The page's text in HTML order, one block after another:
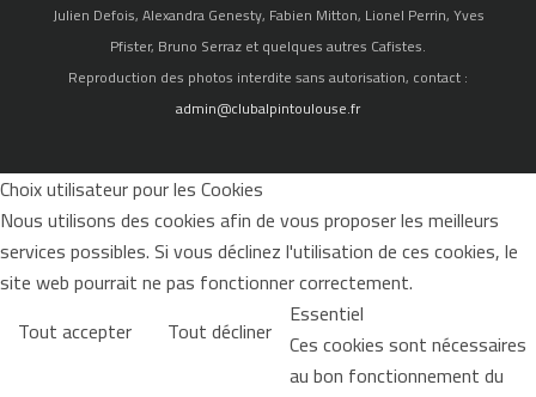
Julien Defois, Alexandra Genesty, Fabien Mitton, Lionel Perrin, Yves
Pfister, Bruno Serraz et quelques autres Cafistes.
Reproduction des photos interdite sans autorisation, contact :
admin@clubalpintoulouse.fr
Choix utilisateur pour les Cookies
Nous utilisons des cookies afin de vous proposer les meilleurs
services possibles. Si vous déclinez l'utilisation de ces cookies, le
site web pourrait ne pas fonctionner correctement.
Tout accepter
Tout décliner Essentiel
Ces cookies sont nécessaires
au bon fonctionnement du